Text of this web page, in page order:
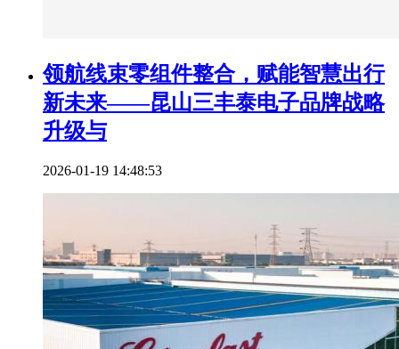
领航线束零组件整合，赋能智慧出行
新未来——昆山三丰泰电子品牌战略
升级与
2026-01-19 14:48:53